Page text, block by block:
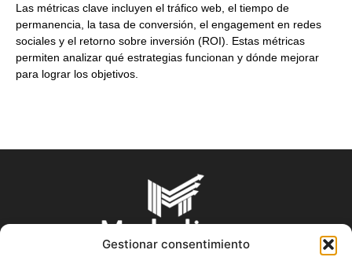
Gestionar consentimiento
Las métricas clave incluyen el tráfico web, el tiempo de
permanencia, la tasa de conversión, el engagement en redes
sociales y el retorno sobre inversión (ROI). Estas métricas
permiten analizar qué estrategias funcionan y dónde mejorar
para lograr los objetivos.